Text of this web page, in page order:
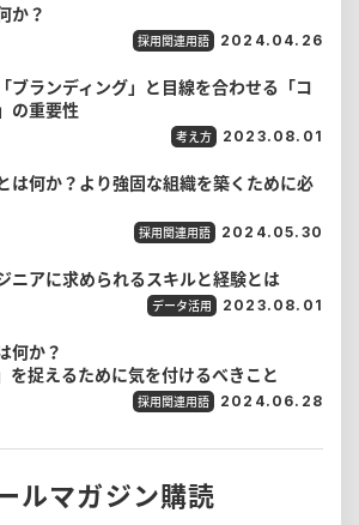
か？
採用関連用語 2024.04.26
ブランディング」と目線を合わせる「コ
の重要性
考え方 2023.08.01
は何か？より強固な組織を築くために必
採用関連用語 2024.05.30
ニアに求められるスキルと経験とは
データ活用 2023.08.01
何か？
を捉えるために気を付けるべきこと
採用関連用語 2024.06.28
ルマガジン購読